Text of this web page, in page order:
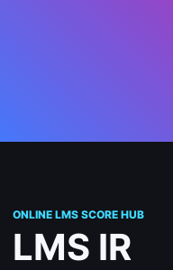
ONLINE LMS SCORE HUB
LMS IR